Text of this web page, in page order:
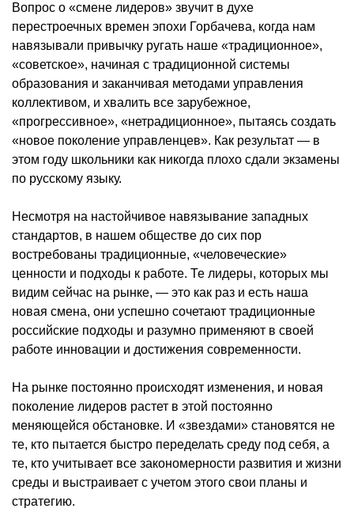
Вопрос о «смене лидеров» звучит в духе
перестроечных времен эпохи Горбачева, когда нам
навязывали привычку ругать наше «традиционное»,
«советское», начиная с традиционной системы
образования и заканчивая методами управления
коллективом, и хвалить все зарубежное,
«прогрессивное», «нетрадиционное», пытаясь создать
«новое поколение управленцев». Как результат — в
этом году школьники как никогда плохо сдали экзамены
по русскому языку.
Несмотря на настойчивое навязывание западных
стандартов, в нашем обществе до сих пор
востребованы традиционные, «человеческие»
ценности и подходы к работе. Те лидеры, которых мы
видим сейчас на рынке, — это как раз и есть наша
новая смена, они успешно сочетают традиционные
российские подходы и разумно применяют в своей
работе инновации и достижения современности.
На рынке постоянно происходят изменения, и новая
поколение лидеров растет в этой постоянно
меняющейся обстановке. И «звездами» становятся не
те, кто пытается быстро переделать среду под себя, а
те, кто учитывает все закономерности развития и жизни
среды и выстраивает с учетом этого свои планы и
стратегию.